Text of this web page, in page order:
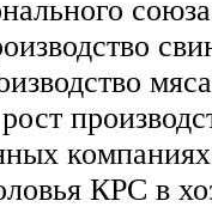
союза
КРС в